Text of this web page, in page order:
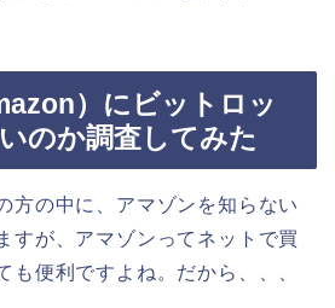
）にビットロッ
のか調査してみた
方の中に、アマゾンを知らない
すが、アマゾンってネットで買
も便利ですよね。だから、、、